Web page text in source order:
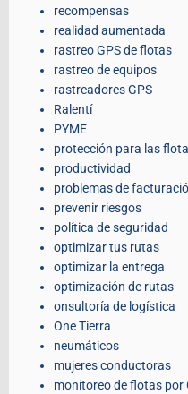
recompensas
realidad aumentada
rastreo GPS de flotas
rastreo de equipos
rastreadores GPS
Ralentí
PYME
protección para las
productividad
problemas de
prevenir riesgos
política de seguridad
optimizar tus rutas
optimizar la entrega
optimización de rutas
onsultoría de logística
One Tierra
neumáticos
mujeres conductoras
monitoreo de flotas por